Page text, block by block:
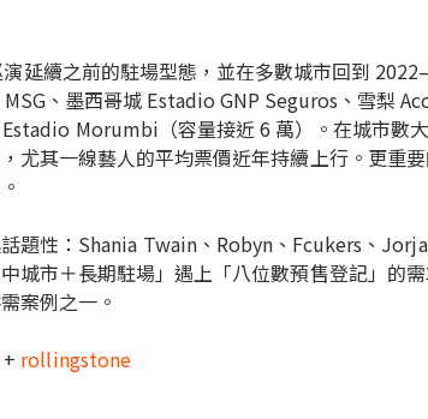
續之前的駐場型態，並在多數城市回到
、墨西哥城 Estadio GNP Seguros、雪梨
Morumbi（容量接近 6 萬）。在城市數
尤其一線藝人的平均票價近年持續上行。更重
性：Shania Twain、Robyn、Fcukers、
城市＋長期駐場」遇上「八位數預售登記」的
案例之一。
+ rollingstone